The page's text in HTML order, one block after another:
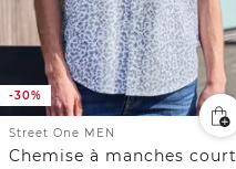
-30%
Street One MEN